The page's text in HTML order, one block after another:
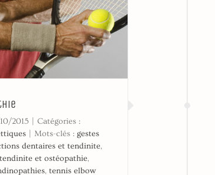
2015
Catégories :
Mots-clés : gestes
dentaires et tendinite,
tendinite et ostéopathie,
, tennis elbow